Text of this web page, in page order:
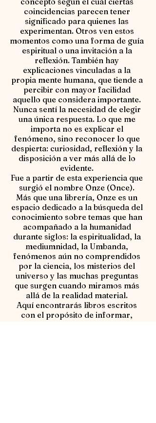
coincidencias parecen tener
significado para quienes las
experimentan. Otros ven estos
momentos como una forma de guía
espiritual o una invitación a la
reflexión. También hay
explicaciones vinculadas a la
propia mente humana, que tiende a
percibir con mayor facilidad
aquello que considera importante.
Nunca sentí la necesidad de elegir
una única respuesta. Lo que me
importa no es explicar el
fenómeno, sino reconocer lo que
despierta: curiosidad, reflexión y la
disposición a ver más allá de lo
evidente.
Fue a partir de esta experiencia que
surgió el nombre Onze (Once).
Más que una librería, Onze es un
espacio dedicado a la búsqueda del
conocimiento sobre temas que han
acompañado a la humanidad
durante siglos: la espiritualidad, la
mediumnidad, la Umbanda,
fenómenos aún no comprendidos
por la ciencia, los misterios del
universo y las muchas preguntas
que surgen cuando miramos más
allá de la realidad material.
Aquí encontrarás libros escritos
con el propósito de informar,